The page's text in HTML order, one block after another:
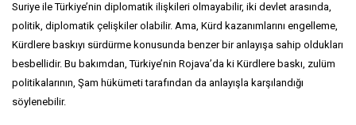
Suriye ile Türkiye’nin diplomatik ilişkileri olmayabilir, iki devlet arasında,
politik, diplomatik çelişkiler olabilir. Ama, Kürd kazanımlarını engelleme,
Kürdlere baskıyı sürdürme konusunda benzer bir anlayışa sahip oldukları
besbellidir. Bu bakımdan, Türkiye’nin Rojava’da ki Kürdlere baskı, zulüm
politikalarının, Şam hükümeti tarafından da anlayışla karşılandığı
söylenebilir.